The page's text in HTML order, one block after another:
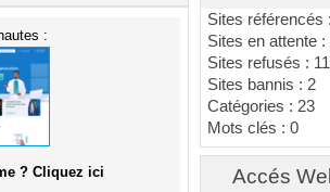
Sites référencés
Sites en attente :
Sites refusés :
Sites bannis : 2
Catégories : 23
Mots clés : 0
Accés
:
? Cliquez ici